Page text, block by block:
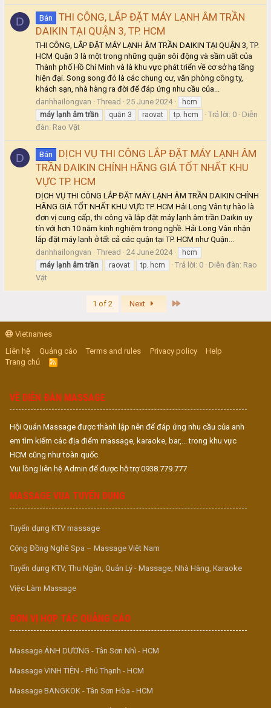
D Bán
THI CÔNG, LẮP ĐẶT MÁY LẠNH ÂM TRẦN
DAIKIN TẠI QUẬN 3, TP. HCM
THI CÔNG, LẮP ĐẶT MÁY LẠNH ÂM TRẦN DAIKIN TẠI QUẬN 3, TP.
HCM Quận 3 là một trong những quận sôi động và sầm uất của
Thành phố Hồ Chí Minh và là khu vực phát triển về cơ sở hạ tầng
hiện đại. Song song đó là các chung cư, văn phòng công ty,
khách sạn, nhà hàng ra đời để đáp ứng nhu cầu của...
danhhailongvan
Thread 25 June 2024
hcm
máy lạnh âm trần quận 3 raovat tp. hcm Trả lời: 0
Diễn
đàn: Rao Vặt
D Bán
DỊCH VỤ THI CÔNG LẮP ĐẶT MÁY LẠNH ÂM
TRẦN DAIKIN CHÍNH HÃNG GIÁ TỐT NHẤT KHU
VỰC TP. HCM
DỊCH VỤ THI CÔNG LẮP ĐẶT MÁY LẠNH ÂM TRẦN DAIKIN CHÍNH
HÃNG GIÁ TỐT NHẤT KHU VỰC TP. HCM Hải Long Vân tự hào là
đơn vị cung cấp, thi công và lắp đặt máy lạnh âm trần Daikin uy
tín với hơn 10 năm kinh nghiệm trong nghề. Hải Long Vân nhận
lắp đặt máy lạnh ở tất cả các quận tại TP. HCM như Quận...
danhhailongvan
Thread 24 June 2024
hcm
máy lạnh âm trần raovat tp. hcm Trả lời: 0 Diễn đàn: Rao
Vặt
1 of 2 Next
Vietnames
Liên hệ
Quảng cáo Terms and rules Privacy policy
Help
Trang chủ
R
VỀ DIỄN ĐÀN MASSAGE
Hội Quán Massage được thành lập nên để đáp ứng nhu cầu của anh
em tìm kiếm các địa điểm massage, karaoke, bar,... trong khu vực
HCM cũng như toàn quốc.
Vui lòng liên hệ Admin để được hỗ trợ 0938.779.777
MASSAGE VUA TUYỂN DỤNG
Tuyển dụng KTV massage
Cộng Đồng Nghề Spa – Massage Việt Nam
Tuyển dụng KTV, Thu Ngân, Quản Lý - Massage, Nhà Hàng, Karaoke
Việc Làm Massage
ĐƠN VỊ HỢP TÁC QUẢNG CÁO
Massage ÁNH DƯƠNG - Tân Sơn Nhì - HCM
Massage VINH TIÊN - Phú Thạnh - HCM
Massage BANGKOK - Tân Sơn Hòa - HCM